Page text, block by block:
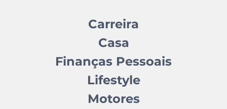
Carreira
Casa
Finanças Pessoais
Lifestyle
Motores